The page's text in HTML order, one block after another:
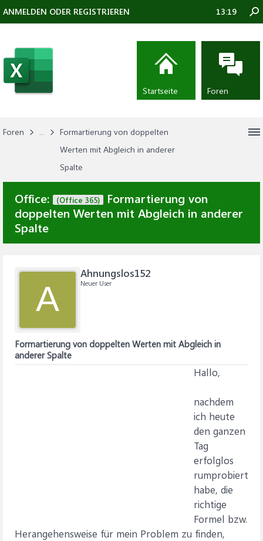
Foren ...
Formartierung von doppelten
Werten mit Abgleich in anderer
Spalte
Office: (Office 365)
Formartierung von
doppelten Werten mit Abgleich in anderer
Spalte
A
Ahnungslos152
Neuer User
Formartierung von doppelten Werten mit Abgleich in
anderer Spalte
Hallo,
nachdem
ich heute
den ganzen
Tag
erfolglos
rumprobiert
habe, die
richtige
Formel bzw.
Herangehensweise für mein Problem zu finden,
ANMELDEN ODER REGISTRIEREN 13:19
Startseite Foren